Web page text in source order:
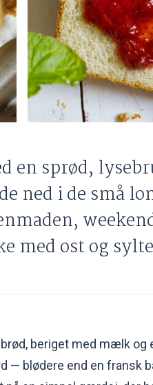
en sprød,
ned i de små
med ost og
beriget med mælk og
— blødere end en fransk